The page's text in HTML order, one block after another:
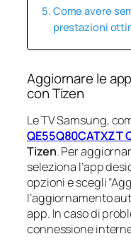
Come avere
prestazioni
Aggiornare le
con Tizen
Le TV Samsung,
QE55Q80CATXZT
Tizen. Per
seleziona l’app
opzioni e scegli
l’aggiornamento
app. In caso di
connessione